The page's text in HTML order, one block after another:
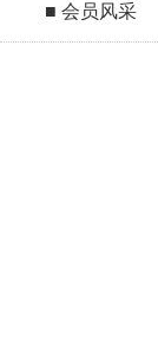
■ 会员风采